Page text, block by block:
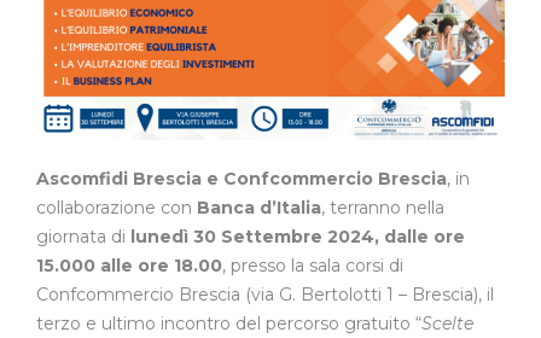
Ascomfidi Brescia e Confcommercio Brescia, in
collaborazione con Banca d’Italia, terranno nella
giornata di lunedì 30 Settembre 2024, dalle ore
15.000 alle ore 18.00, presso la sala corsi di
Confcommercio Brescia (via G. Bertolotti 1 – Brescia), il
terzo e ultimo incontro del percorso gratuito “Scelte